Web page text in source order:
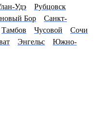
Удэ
Рубцовск
Бор
Санкт-
Тамбов Чусовой
Сочи
Энгельс
Южно-